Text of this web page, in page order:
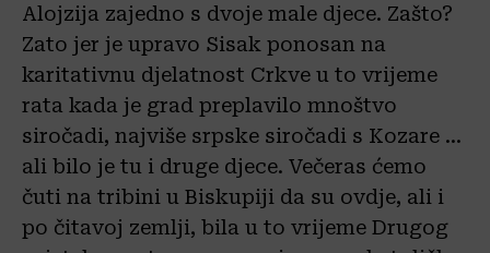
Alojzija zajedno s dvoje male djece. Zašto?
Zato jer je upravo Sisak ponosan na
karitativnu djelatnost Crkve u to vrijeme
rata kada je grad preplavilo mnoštvo
siročadi, najviše srpske siročadi s Kozare …
ali bilo je tu i druge djece. Večeras ćemo
čuti na tribini u Biskupiji da su ovdje, ali i
po čitavoj zemlji, bila u to vrijeme Drugog